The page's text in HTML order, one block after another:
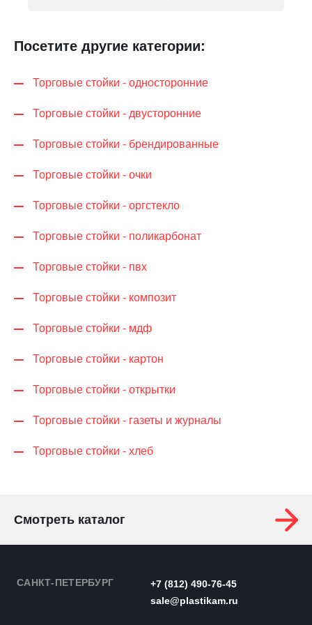
Посетите другие категории:
Торговые стойки - односторонние
Торговые стойки - двусторонние
Торговые стойки - брендированные
Торговые стойки - очки
Торговые стойки - оргстекло
Торговые стойки - поликарбонат
Торговые стойки - пвх
Торговые стойки - композит
Торговые стойки - мдф
Торговые стойки - картон
Торговые стойки - открытки
Торговые стойки - газеты и журналы
Торговые стойки - хлеб
Смотреть каталог
САНКТ-ПЕТЕРБУРГ
+7 (812) 490-76-45
sale@plastikam.ru